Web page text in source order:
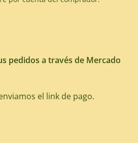
pedidos a través de Mercado
el link de pago.